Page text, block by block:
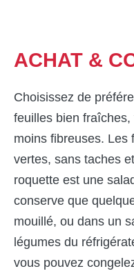
ACHAT &
Choisissez de
feuilles bien
moins fibreuses. Les
vertes, sans taches
roquette est une
conserve que
mouillé, ou dans un
légumes du
vous pouvez